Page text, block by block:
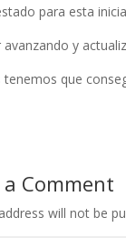
para esta
y
tenemos que
Comment
will not be